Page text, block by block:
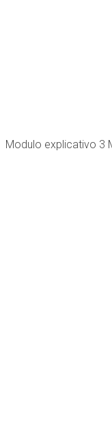
Modulo explicativo 3